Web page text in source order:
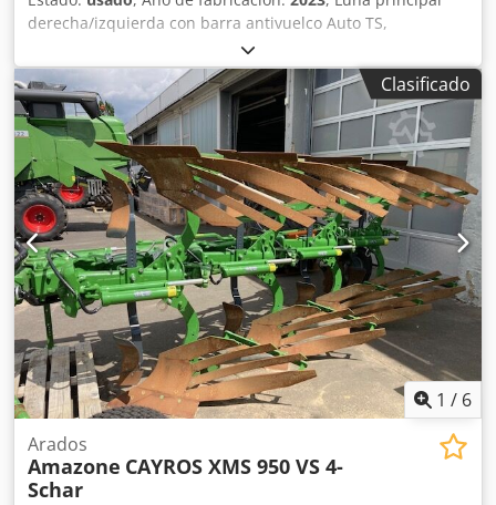
derecha/izquierda con barra antivuelco Auto TS,
dispositivo parcial / abatible, montado de fábrica. Sensor
de inclinación para sistema de pesaje electrónico / ajuste
del sistema de guía. Componentes de instalación para
sistema de pesaje profesional para dispositivos base ZA
LED / iluminación trasera manual. Credpfx Aqet A Udgsvof
Clasificado
1 / 6
Arados
Amazone CAYROS XMS 950 VS 4-
Schar